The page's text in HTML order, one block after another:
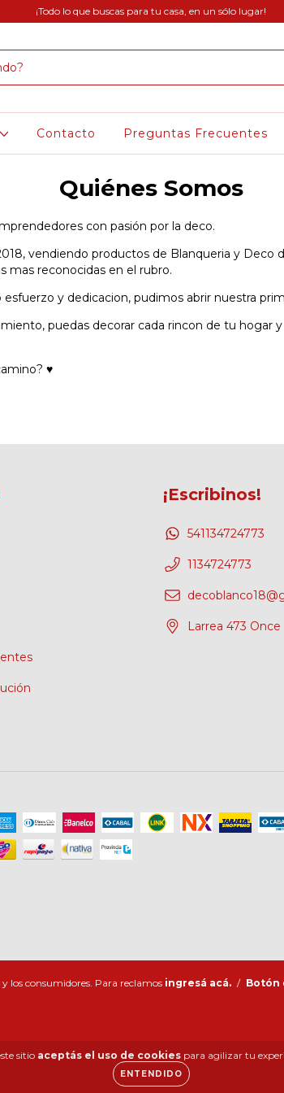
¡Todo lo que buscas para tu casa, en un sólo lugar!
Contacto Preguntas Frecuentes
sitio aceptás el uso de cookies para agilizar tu
ENTENDIDO
Quiénes Somos
con pasión por la deco.
vendiendo productos de Blanqueria y Deco
mas reconocidas en el rubro.
y dedicacion, pudimos abrir nuestra
puedas decorar cada rincon de tu hogar
♥
¡Escribinos!
541134724773
1134724773
Larrea 473 Once
y los consumidores. Para reclamos ingresá acá. / Botón